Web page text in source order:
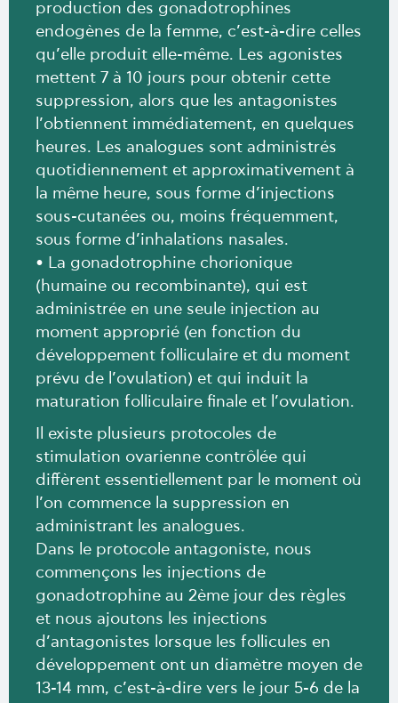
production des gonadotrophines
endogènes de la femme, c’est-à-dire celles
qu’elle produit elle-même. Les agonistes
mettent 7 à 10 jours pour obtenir cette
suppression, alors que les antagonistes
l’obtiennent immédiatement, en quelques
heures. Les analogues sont administrés
quotidiennement et approximativement à
la même heure, sous forme d’injections
sous-cutanées ou, moins fréquemment,
sous forme d’inhalations nasales.
• La gonadotrophine chorionique
(humaine ou recombinante), qui est
administrée en une seule injection au
moment approprié (en fonction du
développement folliculaire et du moment
prévu de l’ovulation) et qui induit la
maturation folliculaire finale et l’ovulation.
Il existe plusieurs protocoles de
stimulation ovarienne contrôlée qui
diffèrent essentiellement par le moment où
l’on commence la suppression en
administrant les analogues.
Dans le protocole antagoniste, nous
commençons les injections de
gonadotrophine au 2ème jour des règles
et nous ajoutons les injections
d’antagonistes lorsque les follicules en
développement ont un diamètre moyen de
13-14 mm, c’est-à-dire vers le jour 5-6 de la